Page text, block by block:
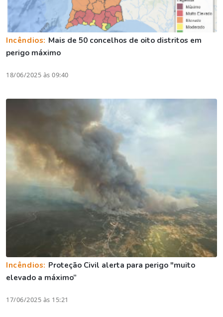
Incêndios: Mais de 50 concelhos de oito distritos em
perigo máximo
18/06/2025 às 09:40
Incêndios: Proteção Civil alerta para perigo "muito
elevado a máximo”
17/06/2025 às 15:21